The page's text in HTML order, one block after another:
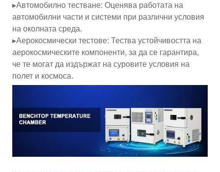
▸Автомобилно тестване: Оценява работата на
автомобилни части и системи при различни условия
на околната среда.
▸Аерокосмически тестове: Тества устойчивостта на
аерокосмическите компоненти, за да се гарантира,
че те могат да издържат на суровите условия на
полет и космоса.